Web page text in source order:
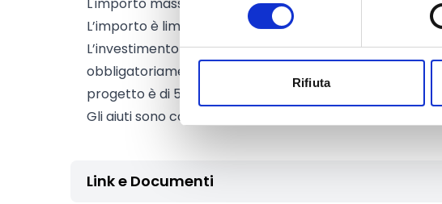
consenso
Rifiuta
L’importo è limitato alla percentuale dell’
dei costi
L’investimento minimo (sommatoria delle spese
obbligatoriamente da sostenere) richiesto per ogni
progetto è di 5.000 Euro.
Gli aiuti sono concessi in regime de minimis.
Link e Documenti